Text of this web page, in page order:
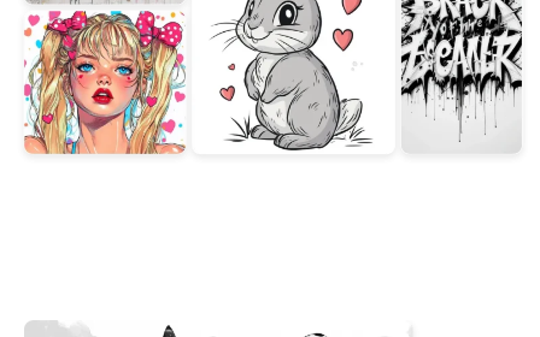
Sora 2.0 Kling 2.6 Pro Kling 2.1 Master Hailuo 2.3
Wan 2.5
背景去除劑
AI背景